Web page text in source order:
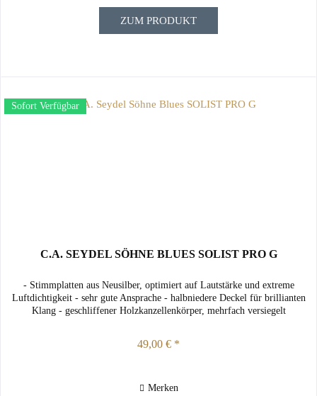
ZUM PRODUKT
Sofort Verfügbar
C.A. SEYDEL SÖHNE BLUES SOLIST PRO G
- Stimmplatten aus Neusilber, optimiert auf Lautstärke und extreme
Luftdichtigkeit - sehr gute Ansprache - halbniedere Deckel für brillianten
Klang - geschliffener Holzkanzellenkörper, mehrfach versiegelt
49,00 € *
Merken